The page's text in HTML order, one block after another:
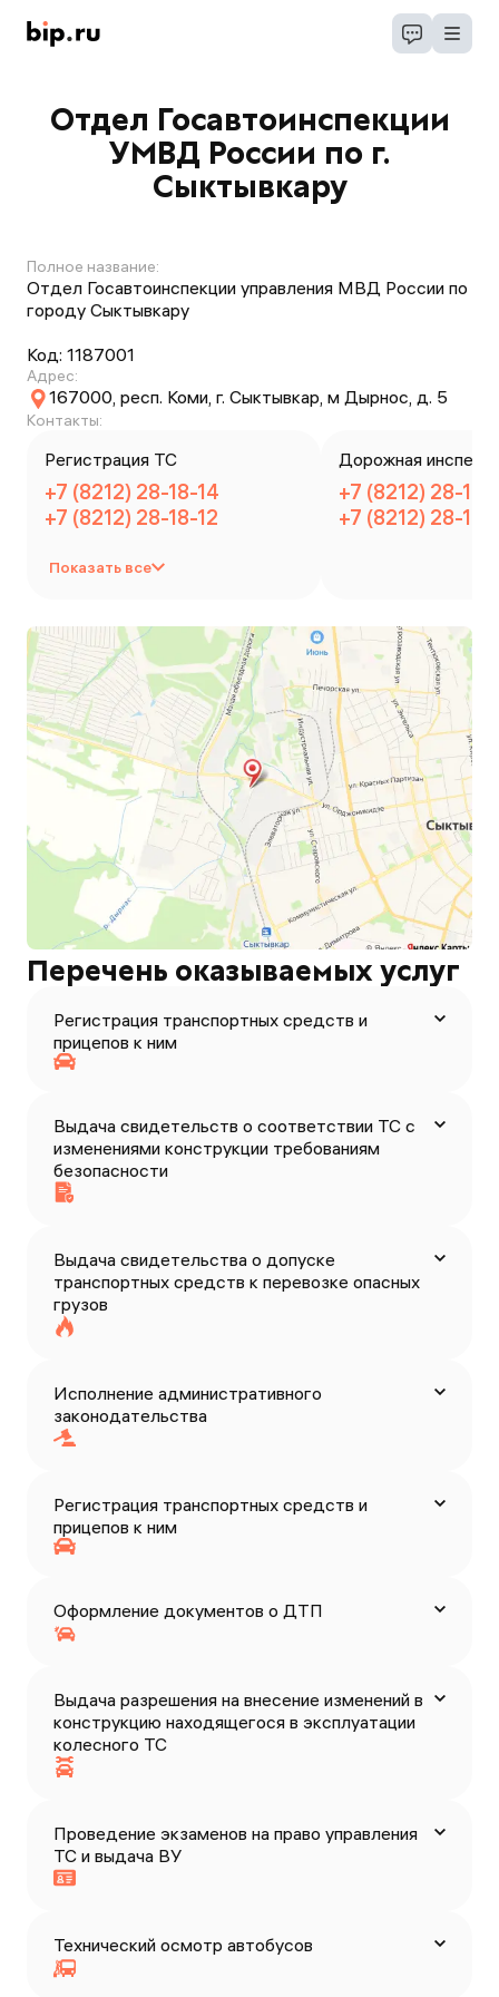
Отдел Госавтоинспекции
УМВД России по г.
Сыктывкару
Полное название:
Отдел Госавтоинспекции управления МВД России по
городу Сыктывкару
Код: 1187001
Адрес:
167000, респ. Коми, г. Сыктывкар, м Дырнос, д. 5
Контакты:
Регистрация ТС
+7 (8212) 28-18-14
+7 (8212) 28-18-12
Показать все
Дорожная
+7 (8212) 28-18-
+7 (8212) 28-
Перечень оказываемых услуг
Регистрация транспортных средств и
прицепов к ним
Выдача свидетельств о соответствии ТС с
изменениями конструкции требованиям
безопасности
Выдача свидетельства о допуске
транспортных средств к перевозке опасных
грузов
Исполнение административного
законодательства
Регистрация транспортных средств и
прицепов к ним
Оформление документов о ДТП
Выдача разрешения на внесение изменений в
конструкцию находящегося в эксплуатации
колесного ТС
Проведение экзаменов на право управления
ТС и выдача ВУ
Технический осмотр автобусов